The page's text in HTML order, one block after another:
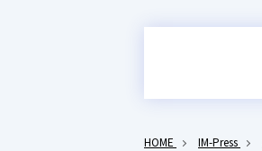
HOME IM-Press